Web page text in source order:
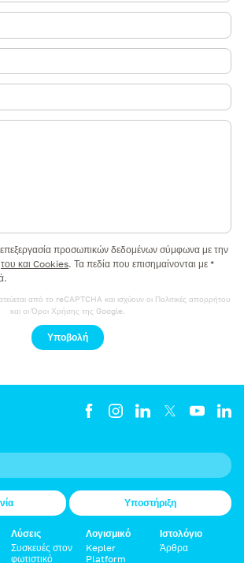
προσωπικών δεδομένων σύμφωνα με την
και Cookies. Τα πεδία που επισημαίνονται με *
από το reCAPTCHA και ισχύουν οι Πολιτικές απορρήτου
και οι Όροι Χρήσης της Google.
Υποβολή
Υποστήριξη
Λύσεις
Συσκευές στον
φωτιστικό
Λογισμικό
Kepler
Platform
Ιστολόγιο
Άρθρα